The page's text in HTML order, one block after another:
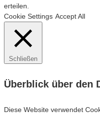
erteilen.
Cookie Settings Accept All
Schließen
Überblick über den
Diese Website verwendet